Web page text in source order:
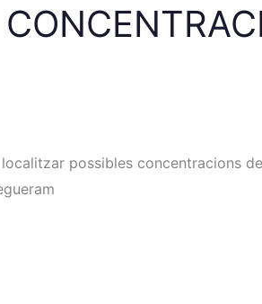
possibles concentracions de